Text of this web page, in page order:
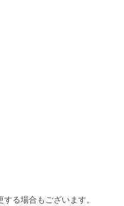
る場合もございます。